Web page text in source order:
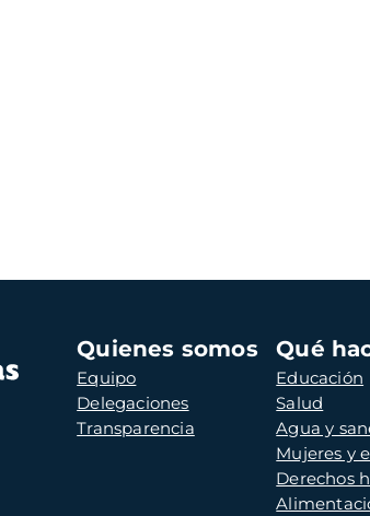
Navegación
principal
Quienes somos
Equipo
Delegaciones
Transparencia
Qué
Educación
Salud
Agua y
Mujeres y
Derechos